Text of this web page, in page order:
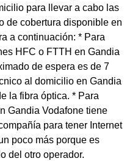
para llevar a cabo las
de cobertura disponible en
a continuación: * Para
HFC o FTTH en Gandia
de espera es de 7
al domicilio en Gandia
la fibra óptica. * Para
Gandia Vodafone tiene
para tener Internet
poco más porque es
del otro operador.